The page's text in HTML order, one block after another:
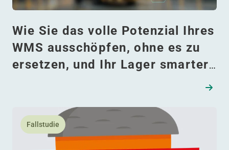
Wie Sie das volle Potenzial Ihres
WMS ausschöpfen, ohne es zu
ersetzen, und Ihr Lager smarter
Fallstudie
Lesen Sie mehr daüber Sicherheit auf den Punkt